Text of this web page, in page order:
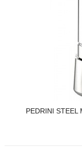
PEDRINI STEEL